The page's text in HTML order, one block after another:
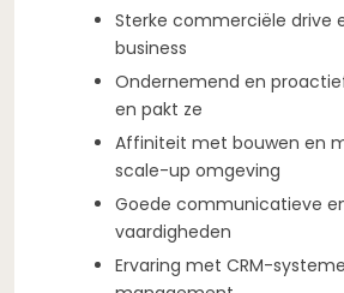
Sterke commerciële drive
business
Ondernemend en
en pakt ze
Affiniteit met bouwen en
scale-up omgeving
Goede communicatieve
vaardigheden
Ervaring met CRM-